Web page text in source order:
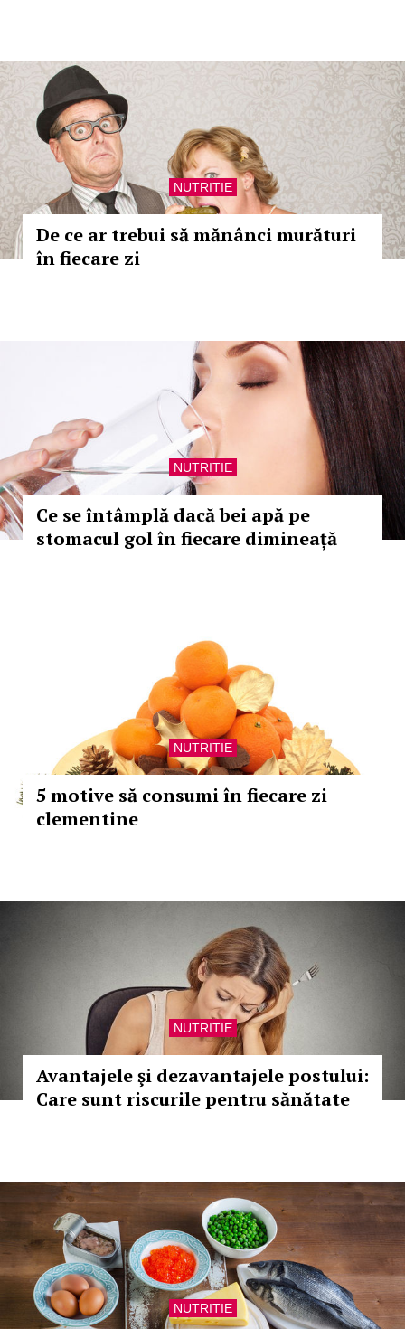
NUTRITIE
De ce ar trebui să mănânci murături
în fiecare zi
NUTRITIE
Ce se întâmplă dacă bei apă pe
stomacul gol în fiecare dimineață
NUTRITIE
5 motive să consumi în fiecare zi
clementine
NUTRITIE
Avantajele şi dezavantajele postului:
Care sunt riscurile pentru sănătate
NUTRITIE